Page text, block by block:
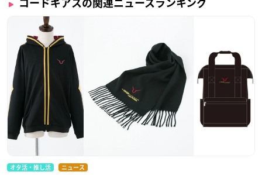
コードギアスの関連ニュースランキング
オタ活・推し活 ニュース